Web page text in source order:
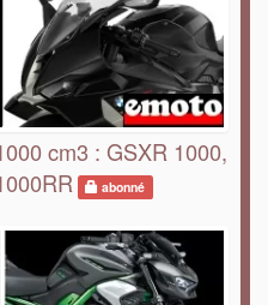
cm3 : GSXR 1000,
abonné